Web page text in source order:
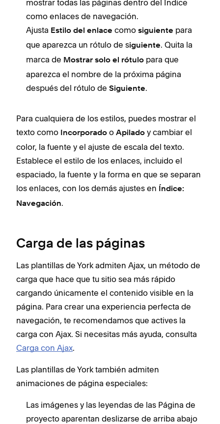
mostrar todas las páginas dentro del Índice
como enlaces de navegación.
Ajusta Estilo del enlace como siguiente para
que aparezca un rótulo de siguiente. Quita la
marca de Mostrar solo el rótulo para que
aparezca el nombre de la próxima página
después del rótulo de Siguiente.
Para cualquiera de los estilos, puedes mostrar el
texto como
Incorporado o Apilado y cambiar el
color, la fuente y el ajuste de escala del texto.
Establece el estilo de los enlaces, incluido el
espaciado, la fuente y la forma en que se separan
los enlaces, con los demás ajustes en
Índice:
Navegación.
Carga de las páginas
Las plantillas de York admiten Ajax, un método de
carga que hace que tu sitio sea más rápido
cargando únicamente el contenido visible en la
página. Para crear una experiencia perfecta de
navegación, te recomendamos que actives la
carga con Ajax. Si necesitas más ayuda, consulta
Carga con Ajax.
Las plantillas de York también admiten
animaciones de página especiales:
Las imágenes y las leyendas de las Página de
proyecto aparentan deslizarse de arriba abajo